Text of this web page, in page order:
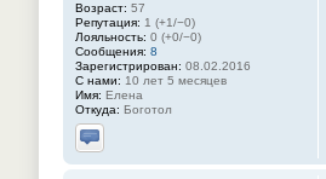
Возраст: 57
Репутация: 1 (+1/−0)
Лояльность: 0 (+0/−0)
Сообщения: 8
Зарегистрирован: 08.02.2016
С нами: 10 лет 5 месяцев
Имя: Елена
Откуда: Боготол
Отправить личное сообщение